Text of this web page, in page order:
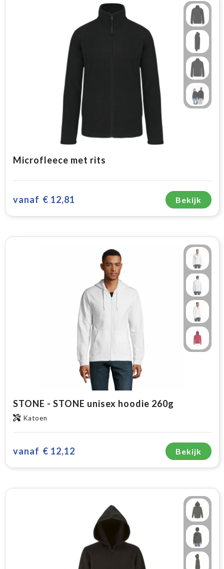
Microfleece met rits
vanaf € 12,81 Bekijk
STONE - STONE unisex hoodie 260g
Katoen
vanaf € 12,12 Bekijk